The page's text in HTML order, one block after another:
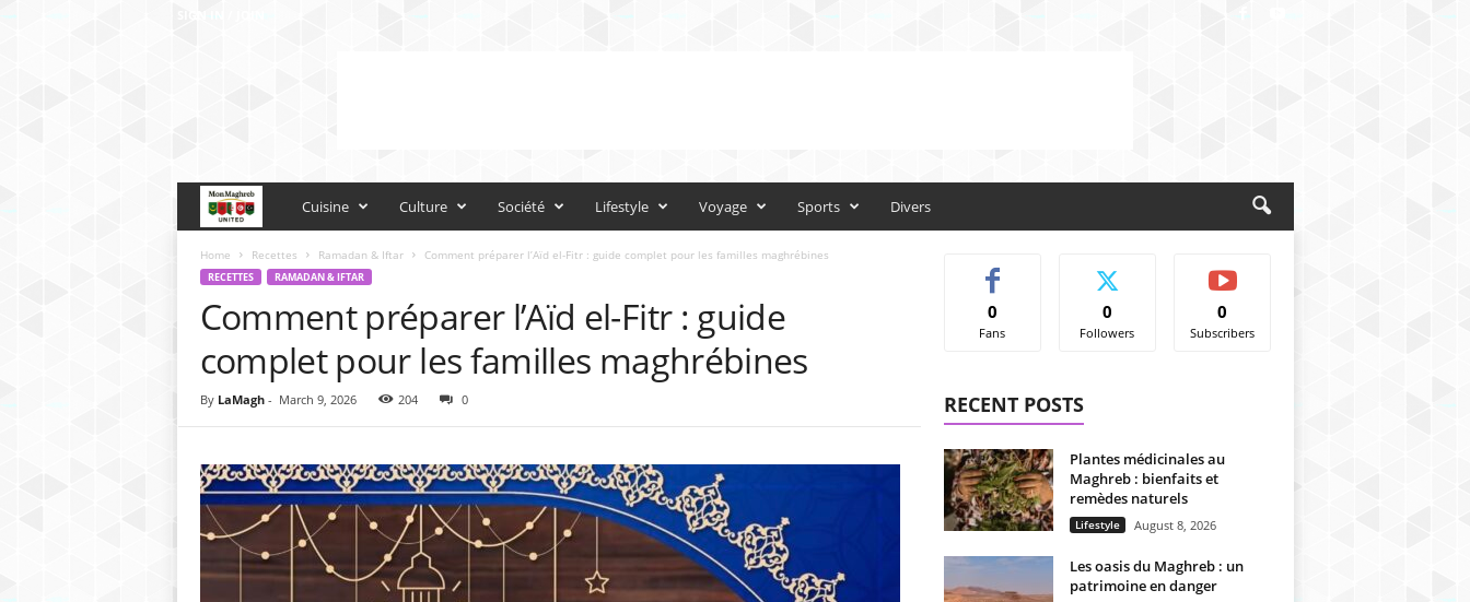
SIGN IN / JOIN
o
M
a
h
Cuisine Culture Société Lifestyle Voyage Sports Divers
Home Recettes Ramadan & Iftar Comment préparer l’Aïd el-Fitr : guide complet pour les familles maghrébines
RECETTES RAMADAN & IFTAR
Comment préparer l’Aïd el-Fitr : guide
complet pour les familles maghrébines
By LaMagh- March 9, 2026 204 0
0
Fans
0
Followers
0
Subscribers
RECENT POSTS
Plantes médicinales au
Maghreb : bienfaits et
remèdes naturels
Lifestyle August 8, 2026
Les oasis du Maghreb : un
patrimoine en danger